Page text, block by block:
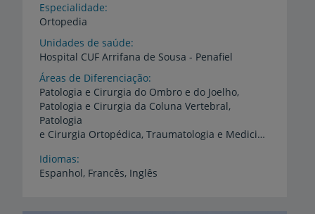
Especialidade
Ortopedia
Unidades de saúde
Hospital CUF Arrifana de Sousa - Penafiel
Áreas de Diferenciação
Patologia e Cirurgia do Ombro e do Joelho,
Patologia e Cirurgia da Coluna Vertebral,
Patologia
e Cirurgia Ortopédica, Traumatologia e Medicina Desportiva, Perito em Avaliação do Dano Corporal
Idiomas
Espanhol, Francês, Inglês